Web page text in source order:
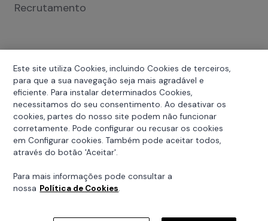
Recrutamento
Política de Privacidade
Política de Cookies
Este site utiliza Cookies, incluindo Cookies de terceiros,
para que a sua navegação seja mais agradável e
eficiente. Para instalar determinados Cookies,
necessitamos do seu consentimento. Ao desativar os
cookies, partes do nosso site podem não funcionar
corretamente. Pode configurar ou recusar os cookies
em Configurar cookies. Também pode aceitar todos,
através do botão 'Aceitar'.
Para mais informações pode consultar a
nossa Política de Cookies.